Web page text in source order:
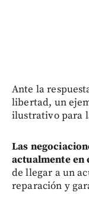
Ante la
libertad, un
ilustrativo para
Las
actualmente en
de llegar a un
reparación y